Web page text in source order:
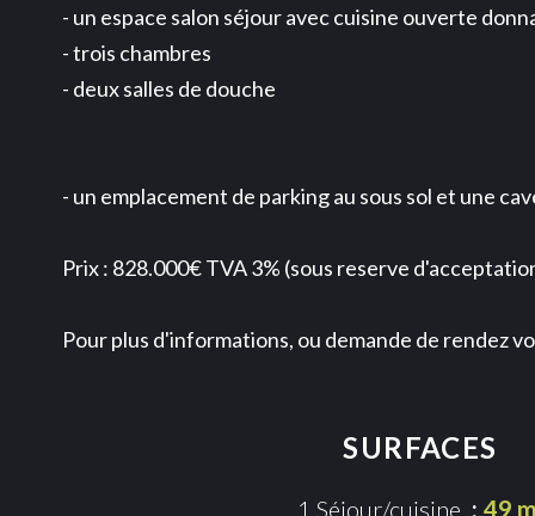
- un espace salon séjour avec cuisine ouverte
- trois chambres
- deux salles de douche
- un emplacement de parking au sous sol et une
Prix : 828.000€ TVA 3% (sous reserve
Pour plus d'informations, ou demande de rendez
SURFACES
1 Séjour/cuisine
49